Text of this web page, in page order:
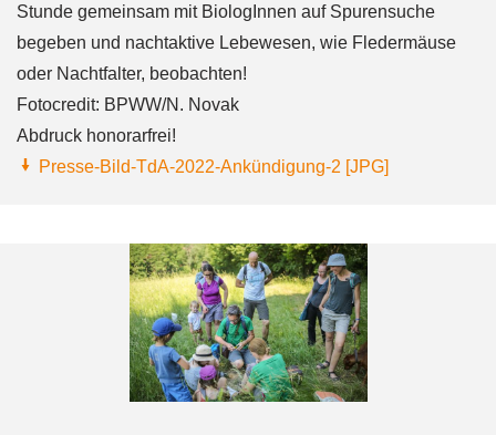
Stunde gemeinsam mit BiologInnen auf Spurensuche
begeben und nachtaktive Lebewesen, wie Fledermäuse
oder Nachtfalter, beobachten!
Fotocredit: BPWW/N. Novak
Abdruck honorarfrei!
Presse-Bild-TdA-2022-Ankündigung-2 [JPG]